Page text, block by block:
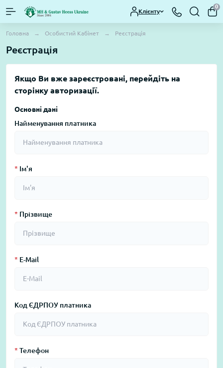
Клієнту
0
Головна Особистий Кабінет Реєстрація
Реєстрація
Якщо Ви вже зареєстровані, перейдіть на
сторінку авторизації.
Основні дані
Найменування платника
* Ім'я
* Прізвище
* E-Mail
Код ЄДРПОУ платника
* Телефон